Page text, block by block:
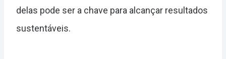
delas pode ser a chave para alcançar resultados
sustentáveis.